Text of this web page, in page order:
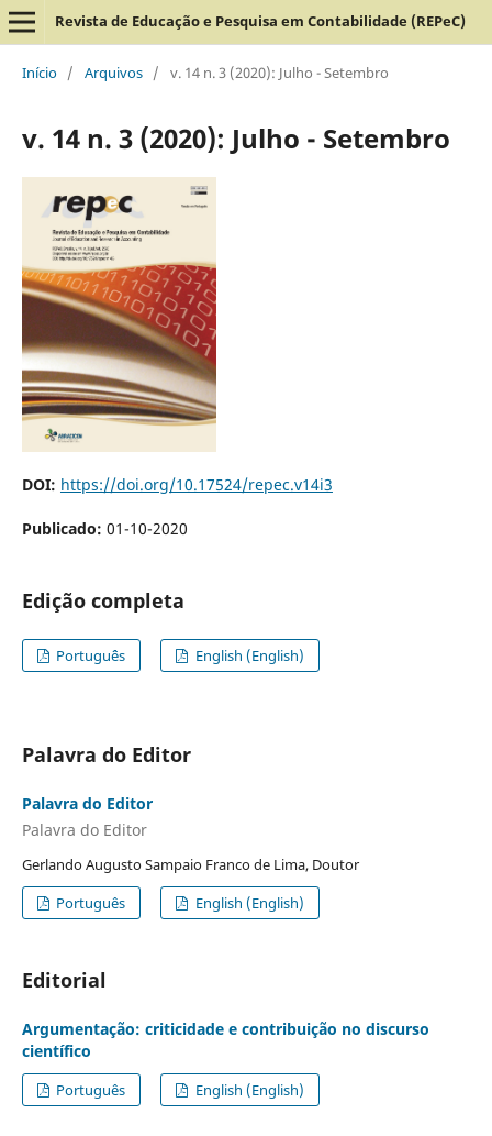
Revista de Educação e Pesquisa em Contabilidade (REPeC)
Início / Arquivos / v. 14 n. 3 (2020): Julho - Setembro
v. 14 n. 3 (2020): Julho - Setembro
DOI: https://doi.org/10.17524/repec.v14i3
Publicado: 01-10-2020
Edição completa
Portuguˆês English (English)
Palavra do Editor
Palavra do Editor
Palavra do Editor
Gerlando Augusto Sampaio Franco de Lima, Doutor
Português
English (English)
Editorial
Argumentação: criticidade e contribuição no discurso
científico
Português English (English)